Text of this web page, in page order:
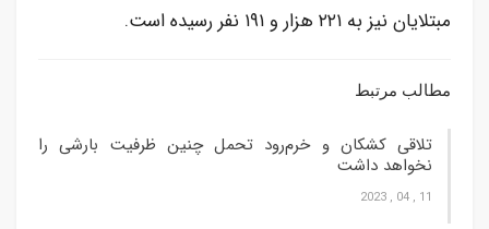
مبتلایان نیز به ۲۲۱ هزار و ۱۹۱ نفر رسیده است.
مطالب مرتبط
تلاقی کشکان و خرم‌رود تحمل چنین ظرفیت بارشی را
نخواهد داشت
11 , 04 , 2023